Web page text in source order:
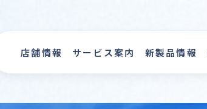
店舗情報 サービス案内 新製品情報